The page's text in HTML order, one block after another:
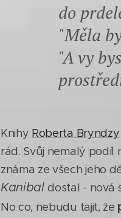
do
"Měla
"A vy
Knihy Roberta Bryndzy
rád. Svůj nemalý podíl
známa ze všech jeho
Kanibaldostal - nová
No co, nebudu tajit, že